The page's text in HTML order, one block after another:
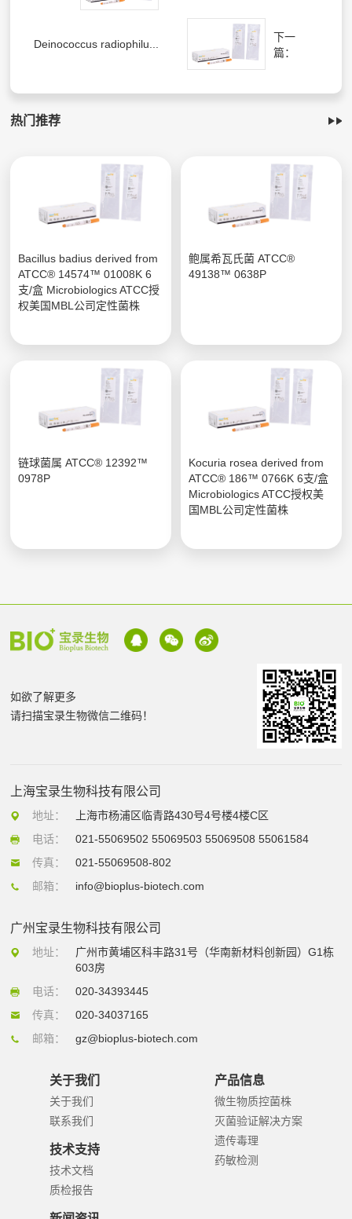
Deinococcus radiophilu...
下一
篇：
热门推荐
Bacillus badius derived from
ATCC® 14574™ 01008K 6
支/盒 Microbiologics ATCC授
权美国MBL公司定性菌株
鲍属希瓦氏菌 ATCC®
49138™ 0638P
链球菌属 ATCC® 12392™
0978P
Kocuria rosea derived from
ATCC® 186™ 0766K 6支/盒
Microbiologics ATCC授权美
国MBL公司定性菌株
如欲了解更多
请扫描宝录生物微信二维码！
上海宝录生物科技有限公司
地址：
上海市杨浦区临青路430号4号楼4楼C区
电话：
021-55069502 55069503 55069508 55061584
传真：
021-55069508-802
邮箱：
info@bioplus-biotech.com
广州宝录生物科技有限公司
地址：
广州市黄埔区科丰路31号（华南新材料创新园）G1栋
603房
电话：
020-34393445
传真：
020-34037165
邮箱：
gz@bioplus-biotech.com
关于我们
关于我们
联系我们
技术支持
技术文档
质检报告
产品信息
微生物质控菌株
灭菌验证解决方案
遗传毒理
药敏检测